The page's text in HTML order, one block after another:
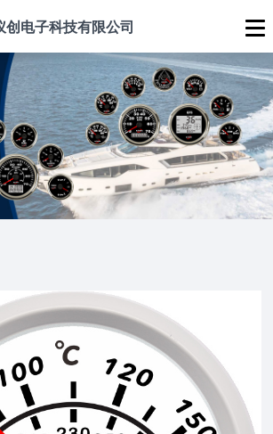
创电子科技有限公司